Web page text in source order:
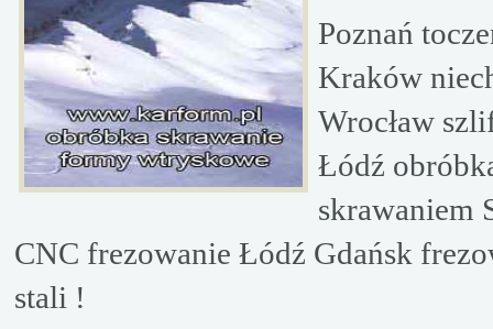
Poznań
Kraków
Wrocław
Łódź
skrawaniem
CNC frezowanie Łódź Gdańsk
stali !